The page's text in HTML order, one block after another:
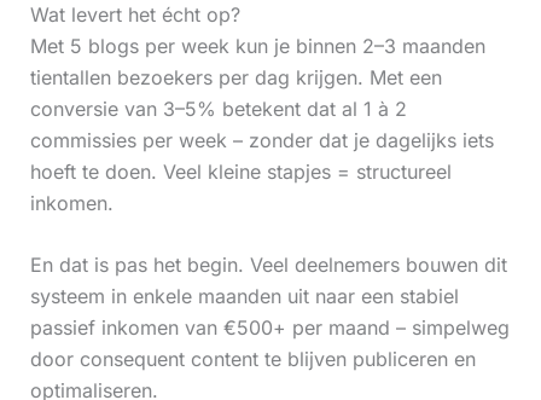
Wat levert het écht op?
Met 5 blogs per week kun je binnen 2–3 maanden
tientallen bezoekers per dag krijgen. Met een
conversie van 3–5% betekent dat al 1 à 2
commissies per week – zonder dat je dagelijks iets
hoeft te doen. Veel kleine stapjes = structureel
inkomen.
En dat is pas het begin. Veel deelnemers bouwen dit
systeem in enkele maanden uit naar een stabiel
passief inkomen van €500+ per maand – simpelweg
door consequent content te blijven publiceren en
optimaliseren.